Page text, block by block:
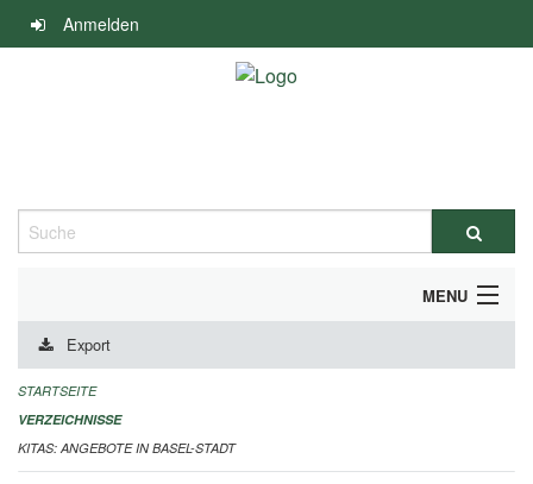
Navigation
überspringen
Anmelden
Suche
MENU
ALLGEMEINE INFORMATIONEN
IMPRESSUM
Export
STARTSEITE
VERZEICHNISSE
KITAS: ANGEBOTE IN BASEL-STADT